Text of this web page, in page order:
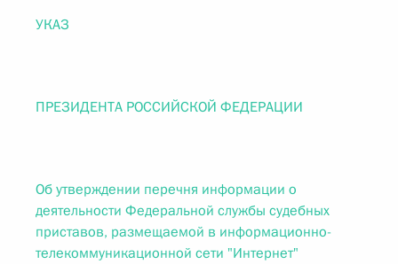
УКАЗ
ПРЕЗИДЕНТА РОССИЙСКОЙ ФЕДЕРАЦИИ
Об утверждении перечня информации о
деятельности Федеральной службы судебных
приставов, размещаемой в информационно-
телекоммуникационной сети "Интернет"